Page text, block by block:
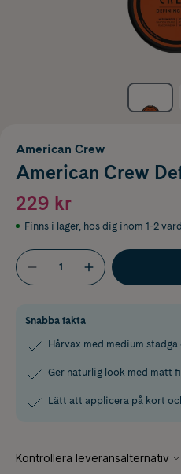
American Crew
American Crew
229 kr
Finns i lager, hos dig inom 1-2
Snabba fakta
Hårvax med medium stadga
Ger naturlig look med matt
Lätt att applicera på kort